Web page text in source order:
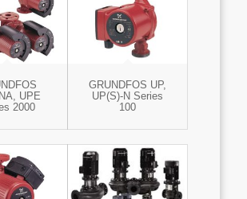
UPE
2000
GRUNDFOS UP,
UP(S)-N Series
100